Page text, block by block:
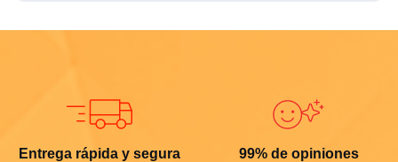
Entrega rápida y segura
99% de opiniones